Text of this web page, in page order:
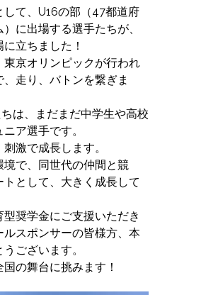
して、U16の部（47都道府
に出場する選手たちが、
立ちました！
東京オリンピックが行われ
、走り、バトンを繋ぎま
は、まだまだ中学生や高校
ア選手です。
激で成長します。
境で、同世代の仲間と競
トとして、大きく成長して
奨学金にご支援いただき
ルスポンサーの皆様方、本
ございます。
の舞台に挑みます！